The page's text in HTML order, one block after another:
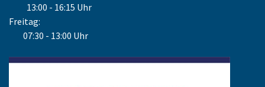
13:00 - 16:15 Uhr
Freitag:
07:30 - 13:00 Uhr